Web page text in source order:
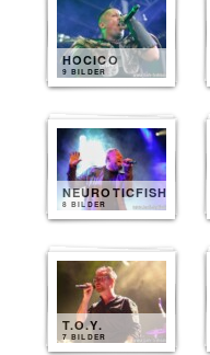
HOCICO
9 BILDER
NEUROTICFISH
8 BILDER
T.O.Y.
7 BILDER